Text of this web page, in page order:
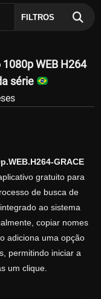
FILTROS
WEB H264
série
GRACE
gratuito para
de busca de
ao sistema
copiar nomes
adiciona uma opção
permitindo iniciar a
um clique.